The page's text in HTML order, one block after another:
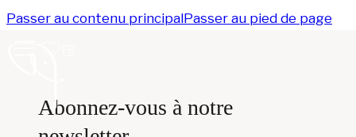
Passer au contenu principalPasser au pied de page
Abonnez-vous à notre